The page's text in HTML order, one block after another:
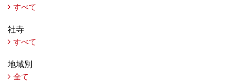
すべて
社寺
すべて
地域別
全て